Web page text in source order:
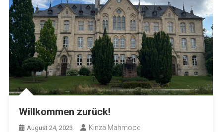
Willkommen zurück!
August 24, 2023 Kinza Mahmood